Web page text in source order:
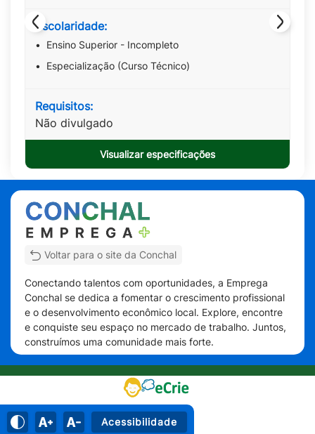
Acessibilidade
Escolaridade:
Ensino Superior - Incompleto
Especialização (Curso Técnico)
Requisitos:
Não divulgado
Visualizar especificações
Voltar para o site da Conchal
Conectando talentos com oportunidades, a Emprega
Conchal se dedica a fomentar o crescimento profissional
e o desenvolvimento econômico local. Explore, encontre
e conquiste seu espaço no mercado de trabalho. Juntos,
construímos uma comunidade mais forte.